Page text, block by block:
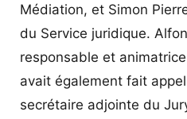
Médiation, et Simon
du Service juridique.
responsable et
avait également fait
secrétaire adjointe du